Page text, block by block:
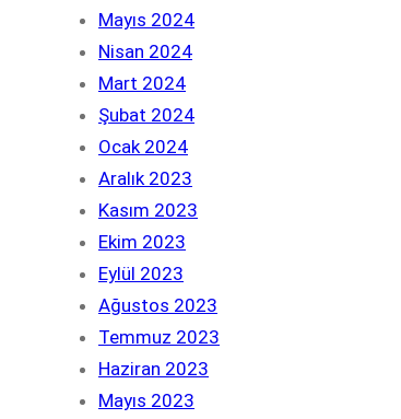
Mayıs 2024
Nisan 2024
Mart 2024
Şubat 2024
Ocak 2024
Aralık 2023
Kasım 2023
Ekim 2023
Eylül 2023
Ağustos 2023
Temmuz 2023
Haziran 2023
Mayıs 2023